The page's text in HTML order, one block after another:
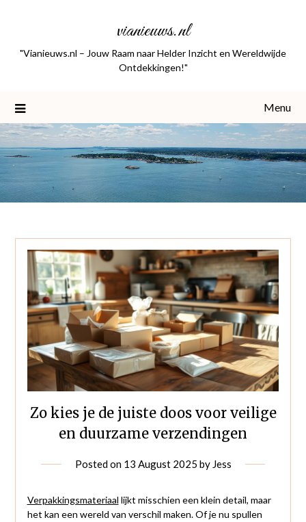
vianieuws.nl
"Vianieuws.nl – Jouw Raam naar Helder Inzicht en Wereldwijde
Ontdekkingen!"
Menu
Zo kies je de juiste doos voor veilige
en duurzame verzendingen
Posted on 13 August 2025 by Jess
Verpakkingsmateriaal lijkt misschien een klein detail, maar
het kan een wereld van verschil maken. Of je nu spullen